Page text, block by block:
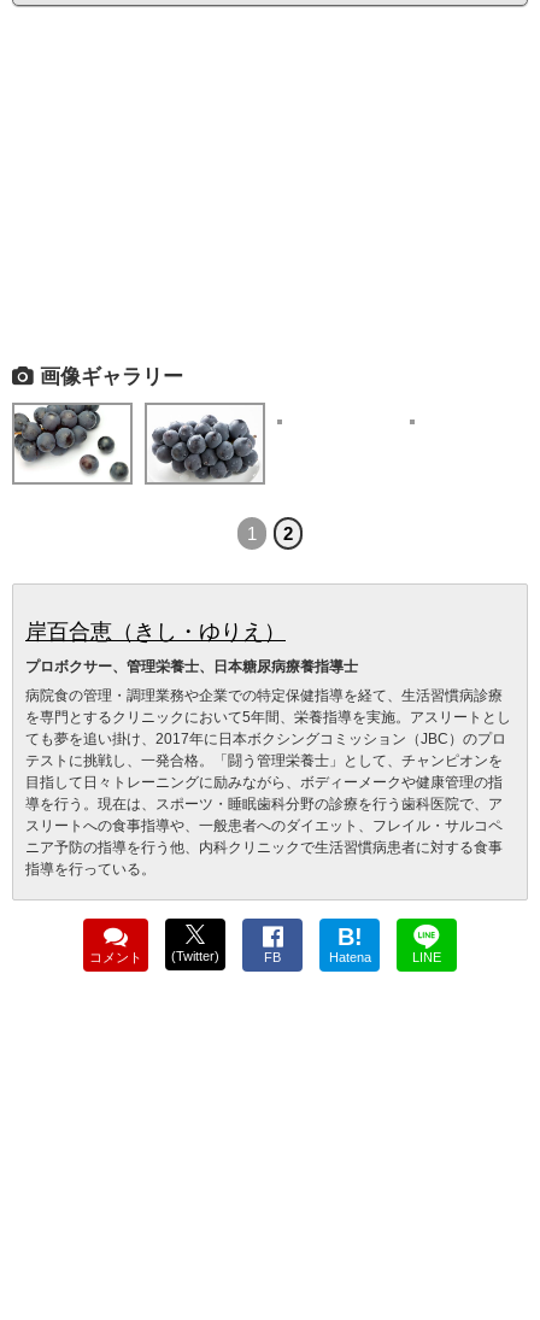
画像ギャラリー
1 2
岸百合恵（きし・ゆりえ）
プロボクサー、管理栄養士、日本糖尿病療養指導士
病院食の管理・調理業務や企業での特定保健指導を経て、生活習慣病診療
を専門とするクリニックにおいて5年間、栄養指導を実施。アスリートとし
ても夢を追い掛け、2017年に日本ボクシングコミッション（JBC）のプロ
テストに挑戦し、一発合格。「闘う管理栄養士」として、チャンピオンを
目指して日々トレーニングに励みながら、ボディーメークや健康管理の指
導を行う。現在は、スポーツ・睡眠歯科分野の診療を行う歯科医院で、ア
スリートへの食事指導や、一般患者へのダイエット、フレイル・サルコペ
ニア予防の指導を行う他、内科クリニックで生活習慣病患者に対する食事
指導を行っている。
コメント (Twitter) FB
B!
Hatena LINE